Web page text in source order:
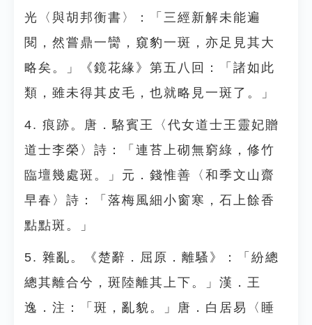
光〈與胡邦衡書〉：「三經新解未能遍
閱，然嘗鼎一臠，窺豹一斑，亦足見其大
略矣。」《鏡花緣》第五八回：「諸如此
類，雖未得其皮毛，也就略見一斑了。」
4. 痕跡。唐．駱賓王〈代女道士王靈妃贈
道士李榮〉詩：「連苔上砌無窮綠，修竹
臨壇幾處斑。」元．錢惟善〈和季文山齋
早春〉詩：「落梅風細小窗寒，石上餘香
點點斑。」
5. 雜亂。《楚辭．屈原．離騷》：「紛總
總其離合兮，斑陸離其上下。」漢．王
逸．注：「斑，亂貌。」唐．白居易〈睡